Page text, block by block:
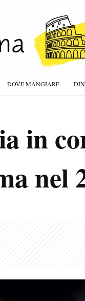
DOVE MANGIARE
in
nel